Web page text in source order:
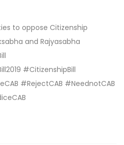
to oppose Citizenship
and Rajyasabha
#CitizenshipBill
#RejectCAB #NeednotCAB